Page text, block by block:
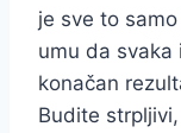
je sve to
umu da svaka
konačan
Budite